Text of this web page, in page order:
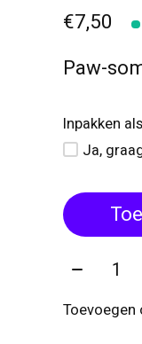
€7,50
Paw-
Inpakken
Ja,
Aantal:
Toevoegen